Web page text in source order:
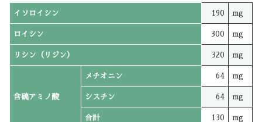
イソロイシン 190 mg
ロイシン 300 mg
リシン（リジン） 320 mg
含硫アミノ酸
メチオニン 64 mg
シスチン 64 mg
合計 130 mg